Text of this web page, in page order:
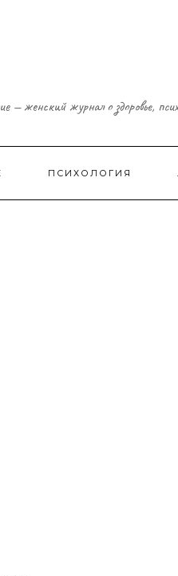
— женский журнал о здоровье,
ПСИХОЛОГИЯ